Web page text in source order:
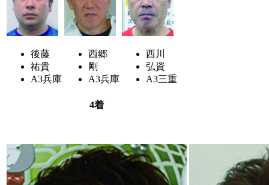
後藤
祐貴
A3兵庫
西郷
剛
A3兵庫
西川
弘資
A3三重
4着